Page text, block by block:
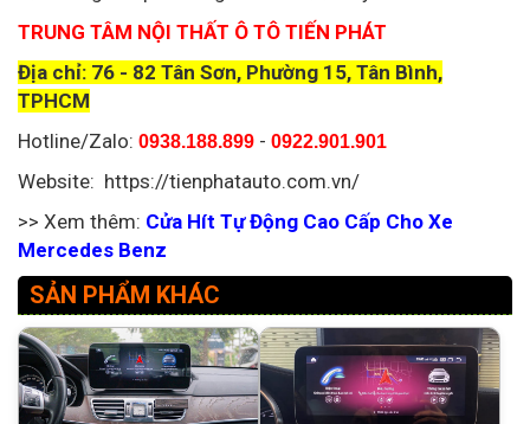
TRUNG TÂM NỘI THẤT Ô TÔ TIẾN PHÁT
Địa chỉ: 76 - 82 Tân Sơn, Phường 15, Tân Bình,
TPHCM
Hotline/Zalo: 0938.188.899 - 0922.901.901
Website: https://tienphatauto.com.vn/
>> Xem thêm: Cửa Hít Tự Động Cao Cấp Cho Xe
Mercedes Benz
SẢN PHẨM KHÁC